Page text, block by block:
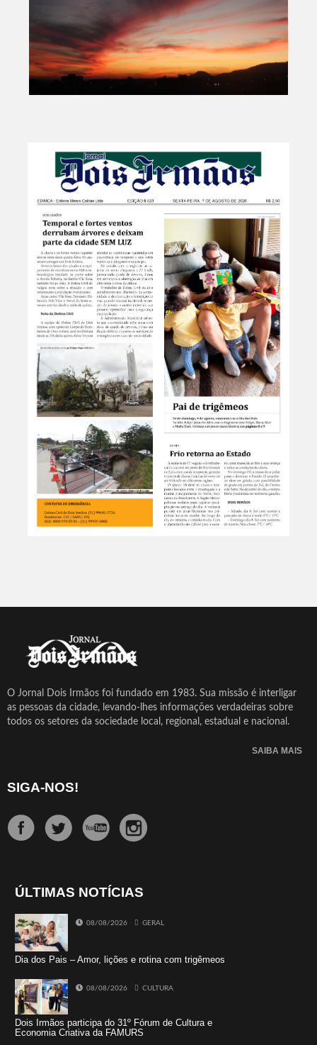
O Jornal Dois Irmãos foi fundado em 1983. Sua missão é interligar
as pessoas da cidade, levando-lhes informações verdadeiras sobre
todos os setores da sociedade local, regional, estadual e nacional.
SAIBA MAIS
SIGA-NOS!
ÚLTIMAS NOTÍCIAS
08/08/2026 GERAL
Dia dos Pais – Amor, lições e rotina com trigêmeos
08/08/2026 CULTURA
Dois Irmãos participa do 31º Fórum de Cultura e
Economia Criativa da FAMURS